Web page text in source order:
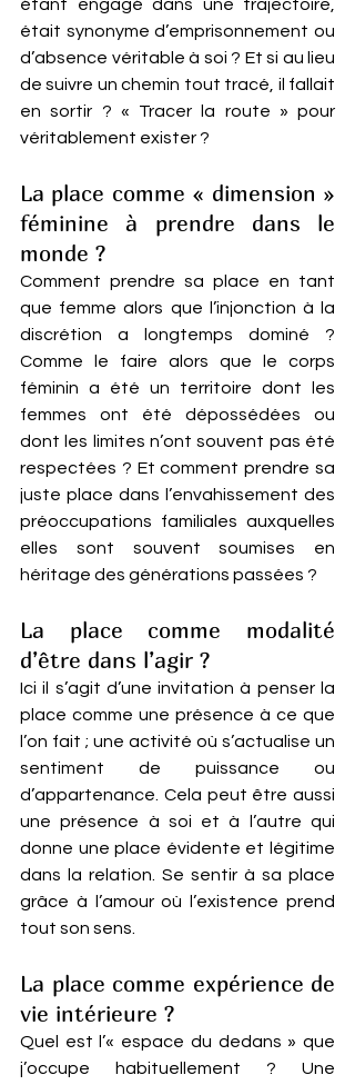
étant engagé dans une trajectoire,
était synonyme d’emprisonnement ou
d’absence véritable à soi ? Et si au lieu
de suivre un chemin tout tracé, il fallait
en sortir ? « Tracer la route » pour
véritablement exister ?
La place comme « dimension »
féminine à prendre dans le
monde ?
Comment prendre sa place en tant
que femme alors que l’injonction à la
discrétion a longtemps dominé ?
Comme le faire alors que le corps
féminin a été un territoire dont les
femmes ont été dépossédées ou
dont les limites n’ont souvent pas été
respectées ? Et comment prendre sa
juste place dans l’envahissement des
préoccupations familiales auxquelles
elles sont souvent soumises en
héritage des générations passées ?
La place comme modalité
d’être dans l’agir ?
Ici il s’agit d’une invitation à penser la
place comme une présence à ce que
l’on fait ; une activité où s’actualise un
sentiment de puissance ou
d’appartenance. Cela peut être aussi
une présence à soi et à l’autre qui
donne une place évidente et légitime
dans la relation. Se sentir à sa place
grâce à l’amour où l’existence prend
tout son sens.
La place comme expérience de
vie intérieure ?
Quel est l’« espace du dedans » que
j’occupe habituellement ? Une